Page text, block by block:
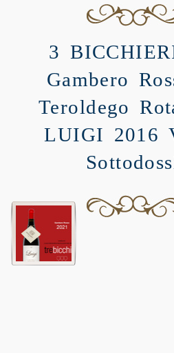
3
Gambero
Teroldego
LUIGI 2016